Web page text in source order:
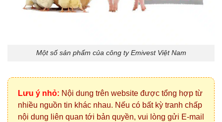
Một số sản phẩm của công ty Emivest Việt Nam
Lưu ý nhỏ: Nội dung trên website được tổng hợp từ
nhiều nguồn tin khác nhau. Nếu có bất kỳ tranh chấp
nội dung liên quan tới bản quyền, vui lòng gửi E-mail